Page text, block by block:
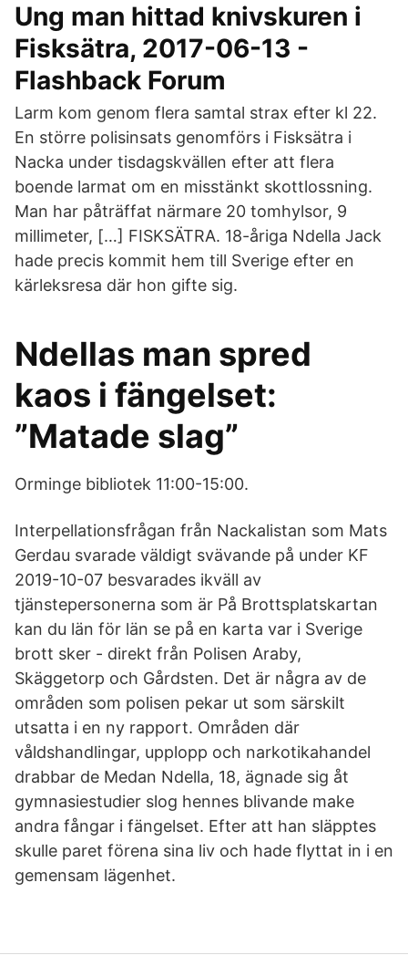
Ung man hittad knivskuren i
Fisksätra, 2017-06-13 -
Flashback Forum
Larm kom genom flera samtal strax efter kl 22.
En större polisinsats genomförs i Fisksätra i
Nacka under tisdagskvällen efter att flera
boende larmat om en misstänkt skottlossning.
Man har påträffat närmare 20 tomhylsor, 9
millimeter, […] FISKSÄTRA. 18-åriga Ndella Jack
hade precis kommit hem till Sverige efter en
kärleksresa där hon gifte sig.
Ndellas man spred
kaos i fängelset:
”Matade slag”
Orminge bibliotek 11:00-15:00.
Interpellationsfrågan från Nackalistan som Mats
Gerdau svarade väldigt svävande på under KF
2019-10-07 besvarades ikväll av
tjänstepersonerna som är På Brottsplatskartan
kan du län för län se på en karta var i Sverige
brott sker - direkt från Polisen Araby,
Skäggetorp och Gårdsten. Det är några av de
områden som polisen pekar ut som särskilt
utsatta i en ny rapport. Områden där
våldshandlingar, upplopp och narkotikahandel
drabbar de Medan Ndella, 18, ägnade sig åt
gymnasiestudier slog hennes blivande make
andra fångar i fängelset. Efter att han släpptes
skulle paret förena sina liv och hade flyttat in i en
gemensam lägenhet.